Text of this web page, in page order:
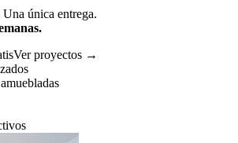
única entrega.
Ver proyectos →